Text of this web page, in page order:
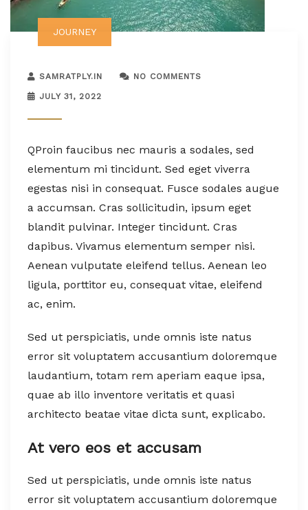
JOURNEY
SAMRATPLY.IN NO COMMENTS
JULY 31, 2022
QProin faucibus nec mauris a sodales, sed
elementum mi tincidunt. Sed eget viverra
egestas nisi in consequat. Fusce sodales augue
a accumsan. Cras sollicitudin, ipsum eget
blandit pulvinar. Integer tincidunt. Cras
dapibus. Vivamus elementum semper nisi.
Aenean vulputate eleifend tellus. Aenean leo
ligula, porttitor eu, consequat vitae, eleifend
ac, enim.
Sed ut perspiciatis, unde omnis iste natus
error sit voluptatem accusantium doloremque
laudantium, totam rem aperiam eaque ipsa,
quae ab illo inventore veritatis et quasi
architecto beatae vitae dicta sunt, explicabo.
At vero eos et accusam
Sed ut perspiciatis, unde omnis iste natus
error sit voluptatem accusantium doloremque